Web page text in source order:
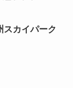
スカイパーク